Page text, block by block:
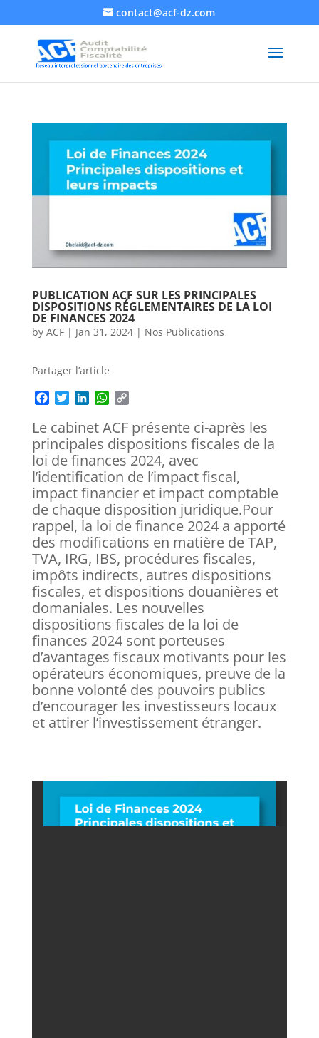
contact@acf-dz.com
PUBLICATION ACF SUR LES PRINCIPALES
DISPOSITIONS RÉGLEMENTAIRES DE LA LOI
DE FINANCES 2024
by ACF| Jan 31, 2024| Nos Publications
Partager l’article
c
e
b
o
o
k
i
t
t
e
r
n
k
e
d
I
n
W
a
t
s
A
p
p
p
y
L
i
n
k
Le cabinet ACF présente ci-après les
principales dispositions fiscales de la
loi de finances 2024, avec
l’identification de l’impact fiscal,
impact financier et impact comptable
de chaque disposition juridique.Pour
rappel, la loi de finance 2024 a apporté
des modifications en matière de TAP,
TVA, IRG, IBS, procédures fiscales,
impôts indirects, autres dispositions
fiscales, et dispositions douanières et
domaniales. Les nouvelles
dispositions fiscales de la loi de
finances 2024 sont porteuses
d’avantages fiscaux motivants pour les
opérateurs économiques, preuve de la
bonne volonté des pouvoirs publics
d’encourager les investisseurs locaux
et attirer l’investissement étranger.